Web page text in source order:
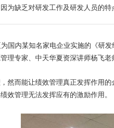
为缺乏对研发工作及研发人员的
国内某知名家电企业实施的《研
理专家、中天华夏资深讲师杨飞老
然而能让绩效管理真正发挥作用
效管理无法发挥应有的激励作用。